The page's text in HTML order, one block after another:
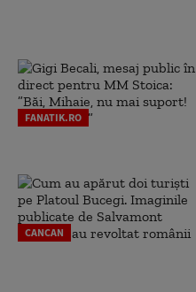
FANATIK.RO
CANCAN